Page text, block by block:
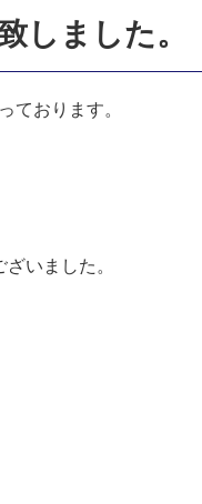
ました。
おります。
いました。